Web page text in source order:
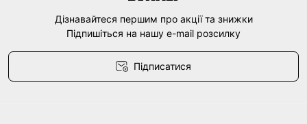
Дізнавайтеся першим про акції та знижки
Підпишіться на нашу e-mail розсилку
Підписатися